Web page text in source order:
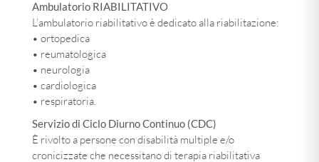
Ambulatorio RIABILITATIVO
L’ambulatorio riabilitativo è dedicato alla riabilitazione:
• ortopedica
• reumatologica
• neurologia
• cardiologica
• respiratoria.
Servizio di Ciclo Diurno Continuo (CDC)
È rivolto a persone con disabilità multiple e/o
cronicizzate che necessitano di terapia riabilitativa